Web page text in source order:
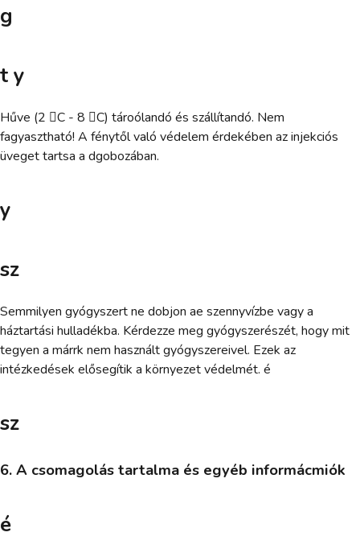
g
t y
Hűve (2 C - 8 C) tároólandó és szállítandó. Nem
fagyasztható! A fénytől való védelem érdekében az injekciós
üveget tartsa a dgobozában.
y
sz
Semmilyen gyógyszert ne dobjon ae szennyvízbe vagy a
háztartási hulladékba. Kérdezze meg gyógyszerészét, hogy mit
tegyen a márrk nem használt gyógyszereivel. Ezek az
intézkedések elősegítik a környezet védelmét. é
sz
6. A csomagolás tartalma és egyéb informácmiók
é